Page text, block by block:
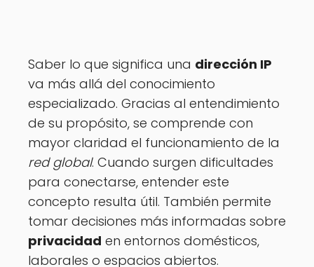
Saber lo que significa una dirección IP
va más allá del conocimiento
especializado. Gracias al entendimiento
de su propósito, se comprende con
mayor claridad el funcionamiento de la
red global. Cuando surgen dificultades
para conectarse, entender este
concepto resulta útil. También permite
tomar decisiones más informadas sobre
privacidad en entornos domésticos,
laborales o espacios abiertos.